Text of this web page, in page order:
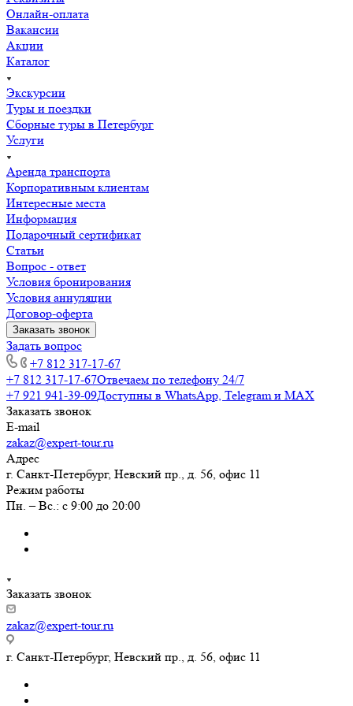
Онлайн-оплата
Вакансии
Акции
Каталог
Экскурсии
Туры и поездки
Сборные туры в Петербург
Услуги
Аренда транспорта
Корпоративным клиентам
Интересные места
Информация
Подарочный сертификат
Статьи
Вопрос - ответ
Условия бронирования
Условия аннуляции
Договор-оферта
Заказать звонок
Задать вопрос
+7 812 317-17-67
+7 812 317-17-67Отвечаем по телефону 24/7
+7 921 941-39-09Доступны в WhatsApp, Telegram и MAX
Заказать звонок
E-mail
zakaz@expert-tour.ru
Адрес
г. Санкт-Петербург, Невский пр., д. 56, офис 11
Режим работы
Пн. – Вс.: с 9:00 до 20:00
Заказать звонок
zakaz@expert-tour.ru
г. Санкт-Петербург, Невский пр., д. 56, офис 11